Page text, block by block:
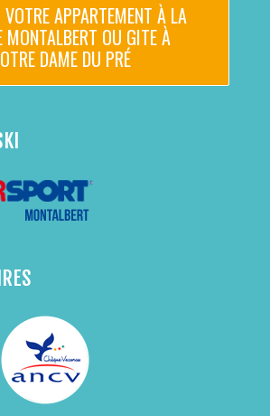
VOTRE APPARTEMENT À LA
MONTALBERT OU GITE À
DAME DU PRÉ